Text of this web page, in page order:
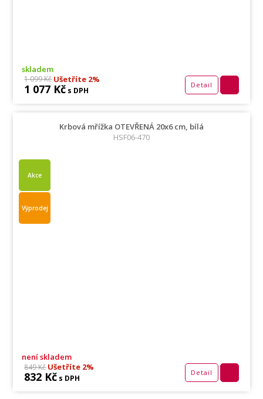
skladem
1 099 KčUšetříte 2%
1 077 Kč s DPH
Detail
Krbová mřížka OTEVŘENÁ 20x6 cm, bílá
HSF06-470
Akce
Výprodej
není skladem
849 KčUšetříte 2%
832 Kč s DPH
Detail